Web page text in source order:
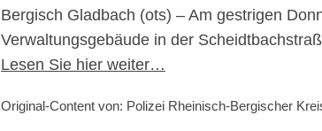
Bergisch Gladbach (ots) – Am gestrigen
Verwaltungsgebäude in der
Lesen Sie hier weiter…
Original-Content von: Polizei Rheinisch-Bergischer